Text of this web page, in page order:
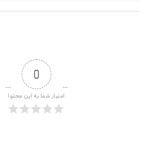
0
امتیاز شما به این محتوا